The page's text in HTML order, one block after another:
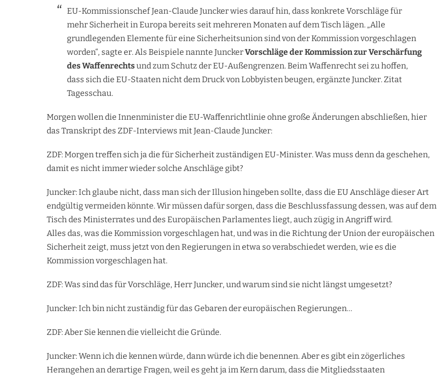
EU-Kommissionschef Jean-Claude Juncker wies darauf hin, dass konkrete Vorschläge für
mehr Sicherheit in Europa bereits seit mehreren Monaten auf dem Tisch lägen. „Alle
grundlegenden Elemente für eine Sicherheitsunion sind von der Kommission vorgeschlagen
worden“, sagte er. Als Beispiele nannte JunckerVorschläge der Kommission zur Verschärfung
des Waffenrechtsund zum Schutz der EU-Außengrenzen. Beim Waffenrecht sei zu hoffen,
dass sich die EU-Staaten nicht dem Druck von Lobbyisten beugen, ergänzte Juncker. Zitat
Tagesschau.
Morgen wollen die Innenminister die EU-Waffenrichtlinie ohne große Änderungen abschließen, hier
das Transkript des ZDF-Interviews mit Jean-Claude Juncker:
ZDF: Morgen treffen sich ja die für Sicherheit zuständigen EU-Minister. Was muss denn da geschehen,
damit es nicht immer wieder solche Anschläge gibt?
Juncker: Ich glaube nicht, dass man sich der Illusion hingeben sollte, dass die EU Anschläge dieser Art
endgültig vermeiden könnte. Wir müssen dafür sorgen, dass die Beschlussfassung dessen, was auf dem
Tisch des Ministerrates und des Europäischen Parlamentes liegt, auch zügig in Angriff wird.
Alles das, was die Kommission vorgeschlagen hat, und was in die Richtung der Union der europäischen
Sicherheit zeigt, muss jetzt von den Regierungen in etwa so verabschiedet werden, wie es die
Kommission vorgeschlagen hat.
ZDF: Was sind das für Vorschläge, Herr Juncker, und warum sind sie nicht längst umgesetzt?
Juncker: Ich bin nicht zuständig für das Gebaren der europäischen Regierungen…
ZDF: Aber Sie kennen die vielleicht die Gründe.
Juncker: Wenn ich die kennen würde, dann würde ich die benennen. Aber es gibt ein zögerliches
Herangehen an derartige Fragen, weil es geht ja im Kern darum, dass die Mitgliedsstaaten